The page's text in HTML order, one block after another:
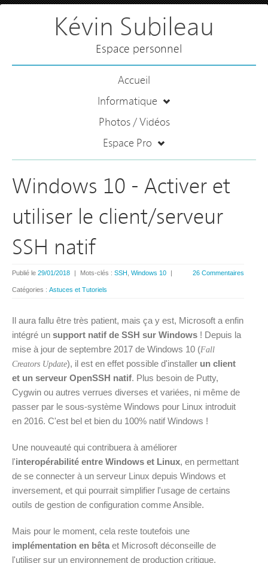
Kévin Subileau
Espace personnel
Accueil
Informatique
Photos / Vidéos
Espace Pro
Windows 10 - Activer et
utiliser le client/serveur
SSH natif
26 Commentaires
Publié le 29/01/2018 | Mots-clés : SSH Windows 10 |
Catégories : Astuces et Tutoriels
Il aura fallu être très patient, mais ça y est, Microsoft a enfin
intégré un support natif de SSH sur Windows ! Depuis la
mise à jour de septembre 2017 de Windows 10 (Fall
Creators Update), il est en effet possible d'installer un client
et un serveur OpenSSH natif. Plus besoin de Putty,
Cygwin ou autres verrues diverses et variées, ni même de
passer par le sous-système Windows pour Linux introduit
en 2016. C'est bel et bien du 100% natif Windows !
Une nouveauté qui contribuera à améliorer
l'interopérabilité entre Windows et Linux, en permettant
de se connecter à un serveur Linux depuis Windows et
inversement, et qui pourrait simplifier l'usage de certains
outils de gestion de configuration comme Ansible.
Mais pour le moment, cela reste toutefois une
implémentation en bêta et Microsoft déconseille de
l'utiliser sur un environnement de production critique.